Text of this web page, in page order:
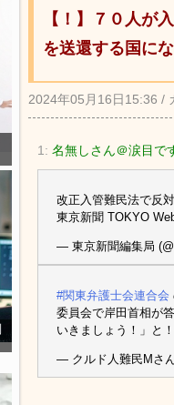
【！】７０人が
を送還する国にな
2024年05月16日15:36 /
1: 名無しさん＠涙目で
改正入管難民法で反
東京新聞 TOKYO
— 東京新聞編集局
#関東弁護士会連合会
委員会で岸田首相が
いきましょう！」と！
— クルド人難民Мさ